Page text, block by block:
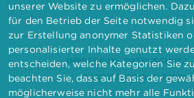
IMPRESSUM DATENSCHUTZ
unserer Website zu ermöglichen.
für den Betrieb der Seite notwendig
zur Erstellung anonymer Statistiken
personalisierter Inhalte genutzt
entscheiden, welche Kategorien Sie
beachten Sie, dass auf Basis der
möglicherweise nicht mehr alle